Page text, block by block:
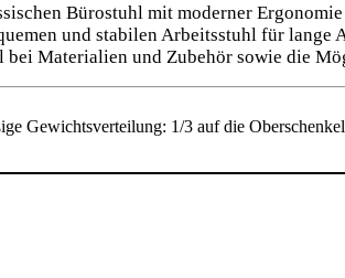
Bürostuhl mit moderner
und stabilen Arbeitsstuhl für lange
bei Materialien und Zubehör sowie die
Gewichtsverteilung: 1/3 auf die